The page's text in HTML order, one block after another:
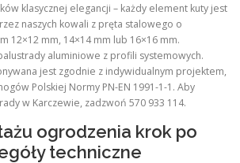
klasycznej elegancji – każdy element kuty jest
naszych kowali z pręta stalowego o
12×12 mm, 14×14 mm lub 16×16 mm.
aluminiowe z profili systemowych.
jest zgodnie z indywidualnym projektem,
Polskiej Normy PN-EN 1991-1-1. Aby
w Karczewie, zadzwoń 570 933 114.
ogrodzenia krok po
techniczne